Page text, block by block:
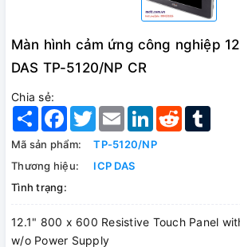
Màn hình cảm ứng công nghiệp
DAS TP-5120/NP CR
Chia sẻ:
Share Facebook
TwitterEmail LinkedInReddit
Mã sản phẩm:
TP-5120/NP
Thương hiệu:
ICP DAS
Tình trạng:
12.1" 800 x 600 Resistive Touch Panel
w/o Power Supply